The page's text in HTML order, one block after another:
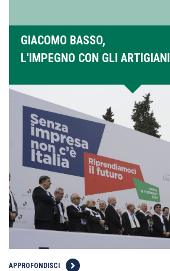
GIACOMO BASSO,
L'IMPEGNO CON GLI ARTIGIANI
APPROFONDISCI